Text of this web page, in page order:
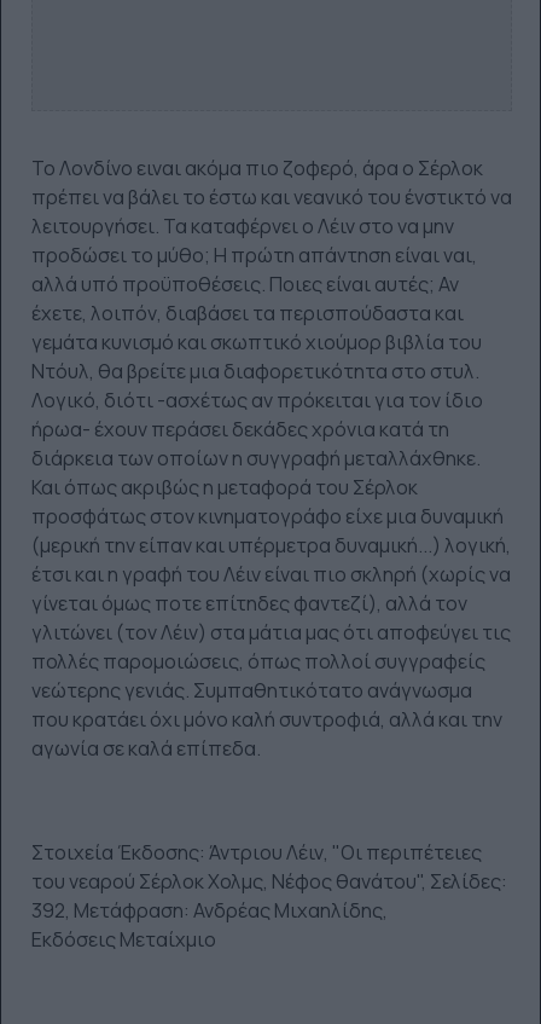
Το Λονδίνο ειναι ακόμα πιο ζοφερό, άρα ο Σέρλοκ
πρέπει να βάλει το έστω και νεανικό του ένστικτό να
λειτουργήσει. Τα καταφέρνει ο Λέιν στο να μην
προδώσει το μύθο; Η πρώτη απάντηση είναι ναι,
αλλά υπό προϋποθέσεις. Ποιες είναι αυτές; Αν
έχετε, λοιπόν, διαβάσει τα περισπούδαστα και
γεμάτα κυνισμό και σκωπτικό χιούμορ βιβλία του
Ντόυλ, θα βρείτε μια διαφορετικότητα στο στυλ.
Λογικό, διότι -ασχέτως αν πρόκειται για τον ίδιο
ήρωα- έχουν περάσει δεκάδες χρόνια κατά τη
διάρκεια των οποίων η συγγραφή μεταλλάχθηκε.
Και όπως ακριβώς η μεταφορά του Σέρλοκ
προσφάτως στον κινηματογράφο είχε μια δυναμική
(μερική την είπαν και υπέρμετρα δυναμική...) λογική,
έτσι και η γραφή του Λέιν είναι πιο σκληρή (χωρίς να
γίνεται όμως ποτε επίτηδες φαντεζί), αλλά τον
γλιτώνει (τον Λέιν) στα μάτια μας ότι αποφεύγει τις
πολλές παρομοιώσεις, όπως πολλοί συγγραφείς
νεώτερης γενιάς. Συμπαθητικότατο ανάγνωσμα
που κρατάει όχι μόνο καλή συντροφιά, αλλά και την
αγωνία σε καλά επίπεδα.
Στοιχεία Έκδοσης: Άντριου Λέιν, "Οι περιπέτειες
του νεαρού Σέρλοκ Χολμς, Νέφος θανάτου", Σελίδες:
392, Μετάφραση: Ανδρέας Μιχαηλίδης,
Εκδόσεις Μεταίχμιο